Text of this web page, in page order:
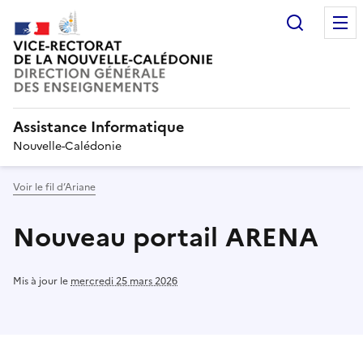
Assistance Informatique
Nouvelle-Calédonie
Voir le fil d’Ariane
Nouveau portail ARENA
Mis à jour le mercredi 25 mars 2026